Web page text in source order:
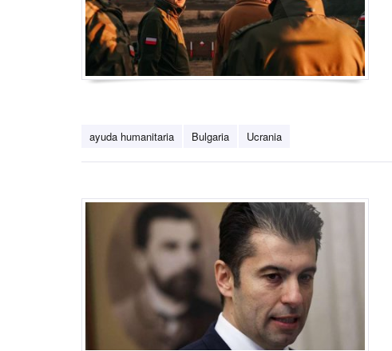
ayuda humanitaria Bulgaria Ucrania